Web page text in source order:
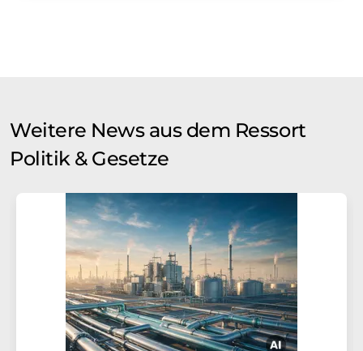
Weitere News aus dem Ressort
Politik & Gesetze